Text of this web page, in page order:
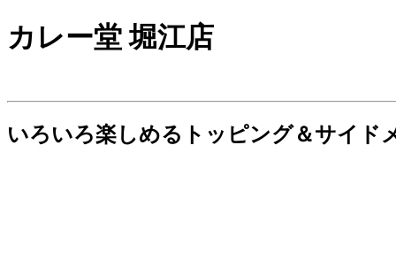
カレー堂 堀江店
いろいろ楽しめるトッピング＆サイド